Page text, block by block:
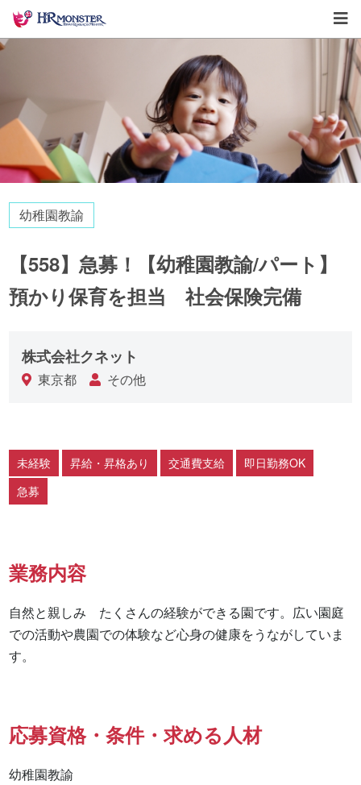
幼稚園教諭
【558】急募！【幼稚園教諭/パート】
預かり保育を担当 社会保険完備
株式会社クネット
東京都 その他
未経験 昇給・昇格あり 交通費支給
即日勤務OK
急募
業務内容
自然と親しみ　たくさんの経験ができる園です。広い園庭
での活動や農園での体験など心身の健康をうながしていま
す。
応募資格・条件・求める人材
幼稚園教諭